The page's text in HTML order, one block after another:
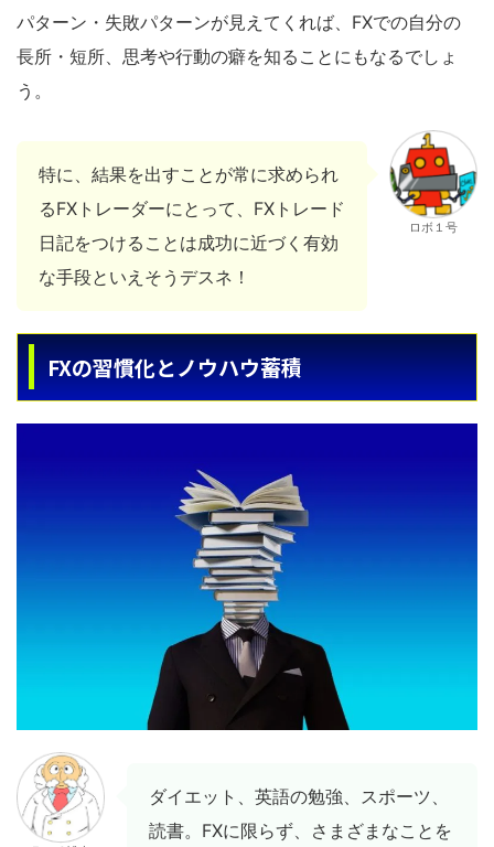
パターン・失敗パターンが見えてくれば、FXでの自分の
長所・短所、思考や行動の癖を知ることにもなるでしょ
う。
特に、結果を出すことが常に求められ
るFXトレーダーにとって、FXトレード
日記をつけることは成功に近づく有効
な手段といえそうデスネ！
ロボ１号
FXの習慣化とノウハウ蓄積
ダイエット、英語の勉強、スポーツ、
読書。FXに限らず、さまざまなことを